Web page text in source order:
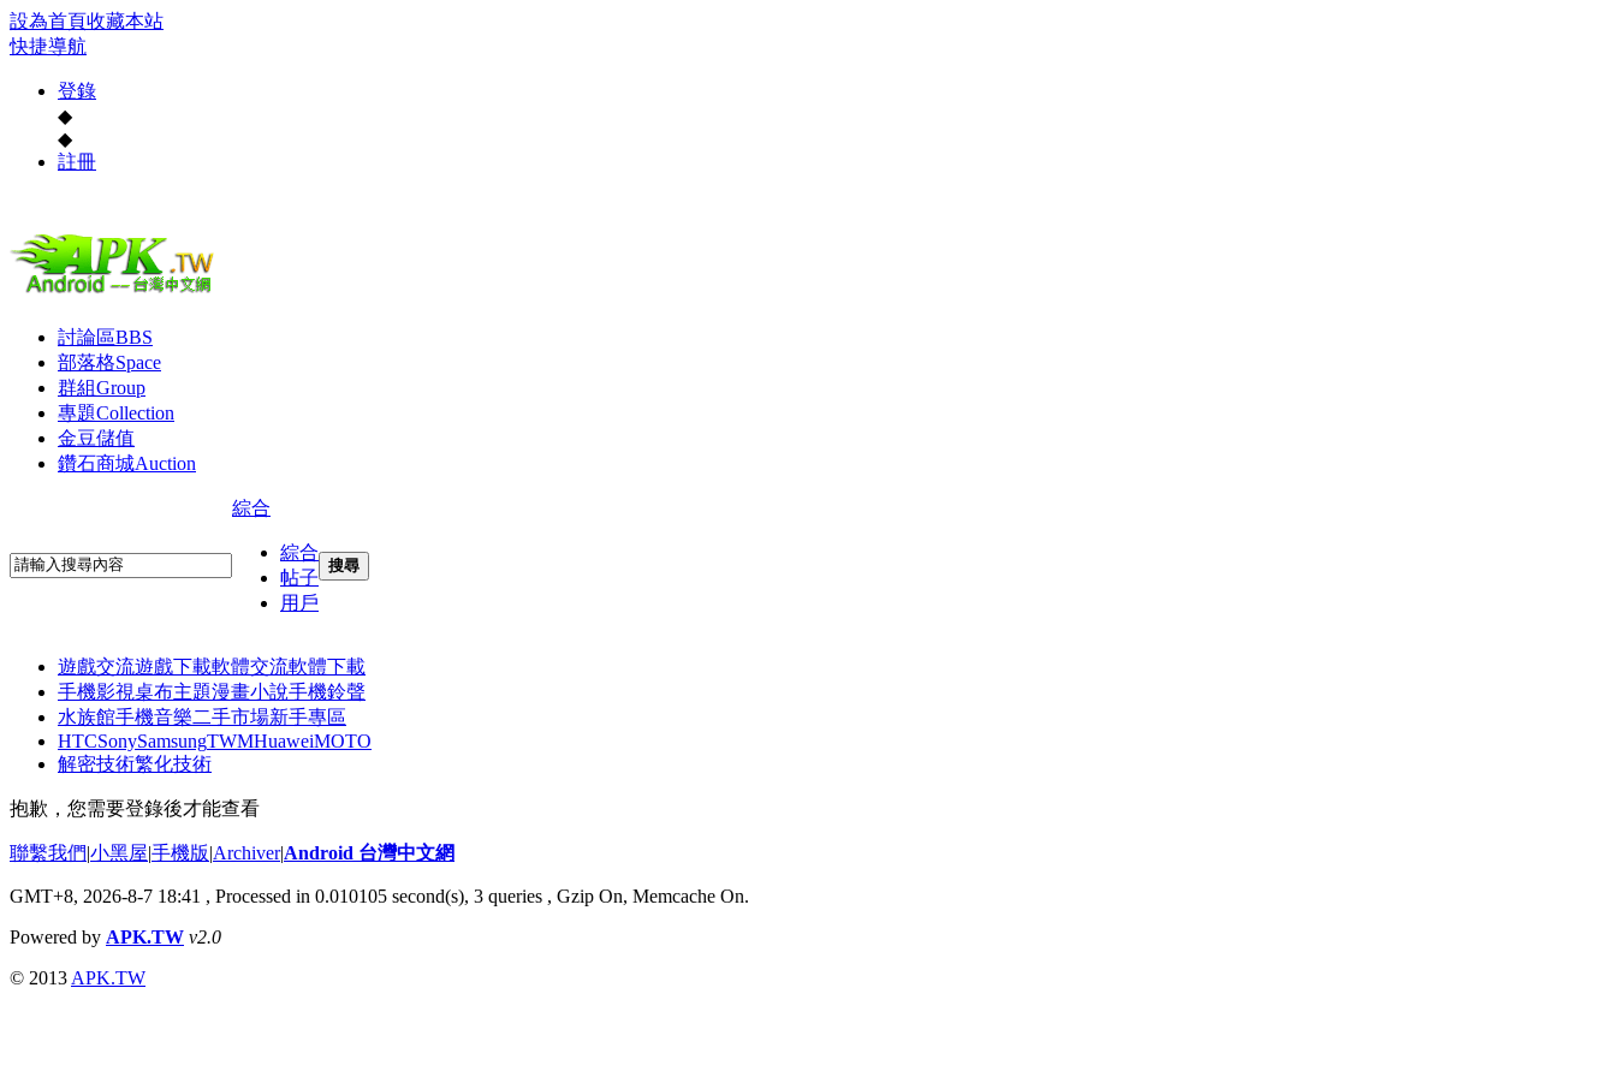
設為首頁收藏本站
快捷導航
登錄
◆
◆
註冊
討論區BBS
部落格Space
群組Group
專題Collection
金豆儲值
鑽石商城Auction
綜合
綜合
帖子
用戶
搜尋
遊戲交流遊戲下載軟體交流軟體下載
手機影視桌布主題漫畫小說手機鈴聲
水族館手機音樂二手市場新手專區
HTCSonySamsungTWMHuaweiMOTO
解密技術繁化技術
抱歉，您需要登錄後才能查看
聯繫我們|小黑屋|手機版|Archiver|Android 台灣中文網
GMT+8, 2026-8-7 18:41 , Processed in 0.010105 second(s), 3 queries , Gzip On, Memcache On.
Powered by APK.TW v2.0
© 2013 APK.TW